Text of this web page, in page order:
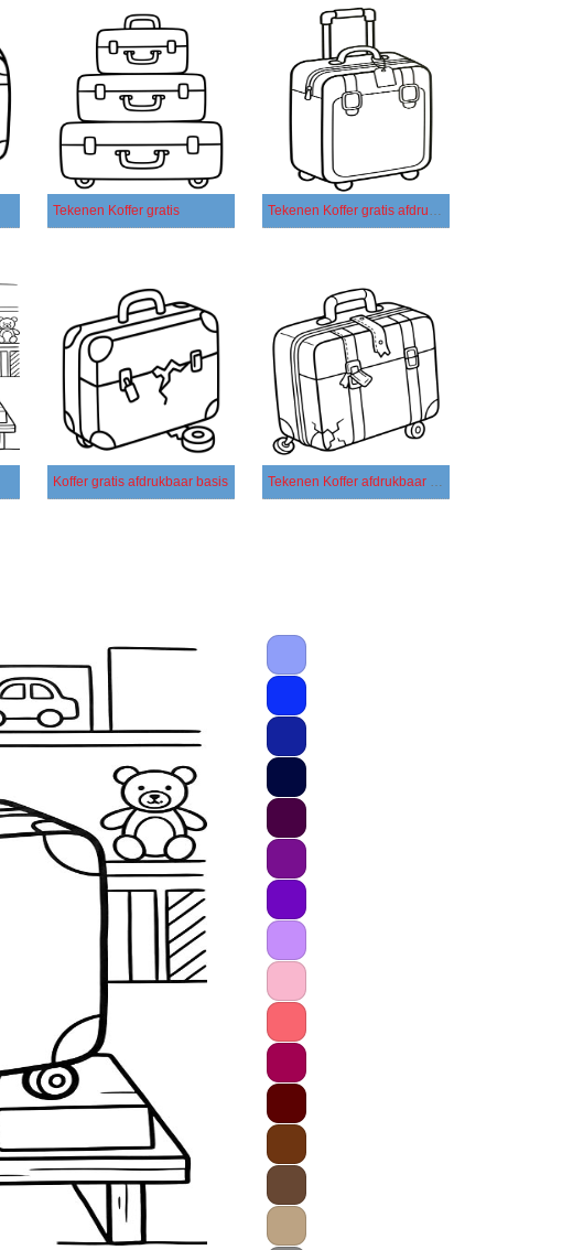
Tekenen Koffer gratis Tekenen Koffer gratis afdrukbaar
Koffer gratis afdrukbaar basis Tekenen Koffer afdrukbaar eenvoudig